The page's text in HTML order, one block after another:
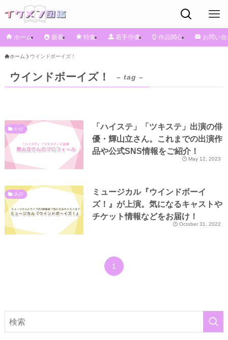
ホーム 新着 特集 若手俳優 作品関心 お問い
ホーム ウインドボーイズ！
ウインドボーイズ！ – tag –
か行
「ハイステ」「ツキステ」出演の俳
優・輝山立さん。これまでの出演作
品や公式SNS情報をご紹介！
May 12, 2023
あ行
ミュージカル『ウインドボーイ
ズ！』が上演。気になるキャストや
チケット情報などをお届け！
October 31, 2022
1